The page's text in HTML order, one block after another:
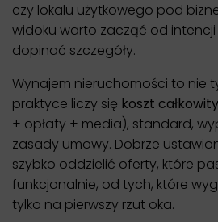
czy lokalu użytkowego pod
widoku warto zacząć od
dopinać szczegóły.
Wynajem nieruchomości to nie
praktyce liczy się koszt
+ opłaty + media), standard,
zasady umowy. Dobrze
szybko oddzielić oferty, które
funkcjonalnie, od tych, które
tylko na pierwszy rzut oka.